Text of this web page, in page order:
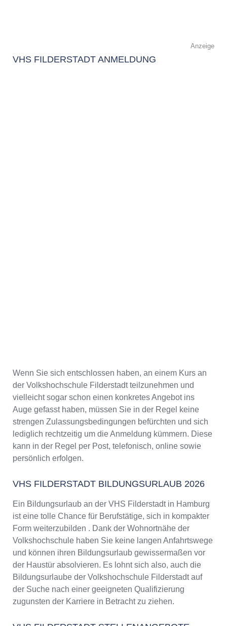
Anzeige
VHS FILDERSTADT ANMELDUNG
Wenn Sie sich entschlossen haben, an einem Kurs an
der Volkshochschule Filderstadt teilzunehmen und
vielleicht sogar schon einen konkretes Angebot ins
Auge gefasst haben, müssen Sie in der Regel keine
strengen Zulassungsbedingungen befürchten und sich
lediglich rechtzeitig um die Anmeldung kümmern. Diese
kann in der Regel per Post, telefonisch, online sowie
persönlich erfolgen.
VHS FILDERSTADT BILDUNGSURLAUB 2026
Ein Bildungsurlaub an der VHS Filderstadt in Hamburg
ist eine tolle Chance für Berufstätige, sich in kompakter
Form weiterzubilden . Dank der Wohnortnähe der
Volkshochschule haben Sie keine langen Anfahrtswege
und können ihren Bildungsurlaub gewissermaßen vor
der Haustür absolvieren. Es lohnt sich also, auch die
Bildungsurlaube der Volkshochschule Filderstadt auf
der Suche nach einer geeigneten Qualifizierung
zugunsten der Karriere in Betracht zu ziehen.